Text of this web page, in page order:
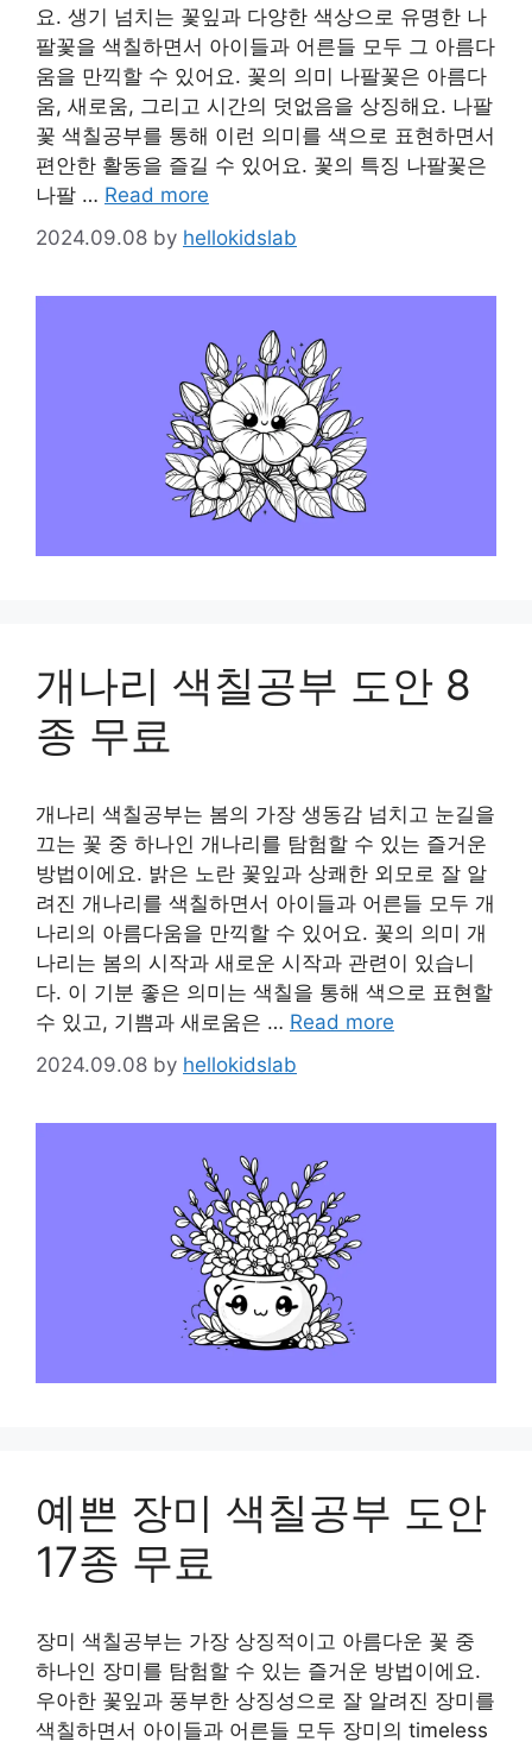
요. 생기 넘치는 꽃잎과 다양한 색상으로 유명한 나
팔꽃을 색칠하면서 아이들과 어른들 모두 그 아름다
움을 만끽할 수 있어요. 꽃의 의미 나팔꽃은 아름다
움, 새로움, 그리고 시간의 덧없음을 상징해요. 나팔
꽃 색칠공부를 통해 이런 의미를 색으로 표현하면서
편안한 활동을 즐길 수 있어요. 꽃의 특징 나팔꽃은
나팔 … Read more
2024.09.08 by hellokidslab
개나리 색칠공부 도안 8
종 무료
개나리 색칠공부는 봄의 가장 생동감 넘치고 눈길을
끄는 꽃 중 하나인 개나리를 탐험할 수 있는 즐거운
방법이에요. 밝은 노란 꽃잎과 상쾌한 외모로 잘 알
려진 개나리를 색칠하면서 아이들과 어른들 모두 개
나리의 아름다움을 만끽할 수 있어요. 꽃의 의미 개
나리는 봄의 시작과 새로운 시작과 관련이 있습니
다. 이 기분 좋은 의미는 색칠을 통해 색으로 표현할
수 있고, 기쁨과 새로움은 … Read more
2024.09.08 by hellokidslab
예쁜 장미 색칠공부 도안
17종 무료
장미 색칠공부는 가장 상징적이고 아름다운 꽃 중
하나인 장미를 탐험할 수 있는 즐거운 방법이에요.
우아한 꽃잎과 풍부한 상징성으로 잘 알려진 장미를
색칠하면서 아이들과 어른들 모두 장미의 timeless